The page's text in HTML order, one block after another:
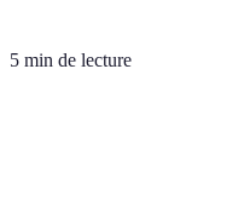
5 min de lecture